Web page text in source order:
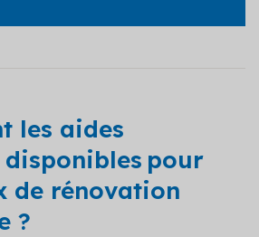
les aides
pour
de rénovation
?